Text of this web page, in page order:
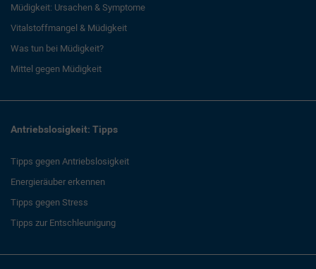
Müdigkeit: Ursachen & Symptome
Vitalstoffmangel & Müdigkeit
Was tun bei Müdigkeit?
Mittel gegen Müdigkeit
Antriebslosigkeit: Tipps
Tipps gegen Antriebslosigkeit
Energieräuber erkennen
Tipps gegen Stress
Tipps zur Entschleunigung